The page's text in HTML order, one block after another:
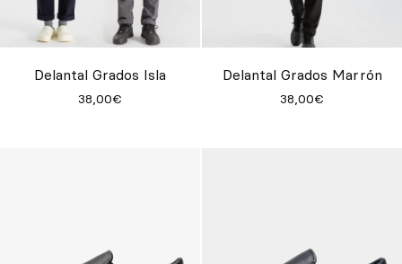
Delantal Grados Isla
38,00€
Delantal Grados Marrón
38,00€